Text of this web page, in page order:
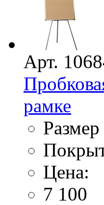
Арт.
рамке
Цена:
7 100